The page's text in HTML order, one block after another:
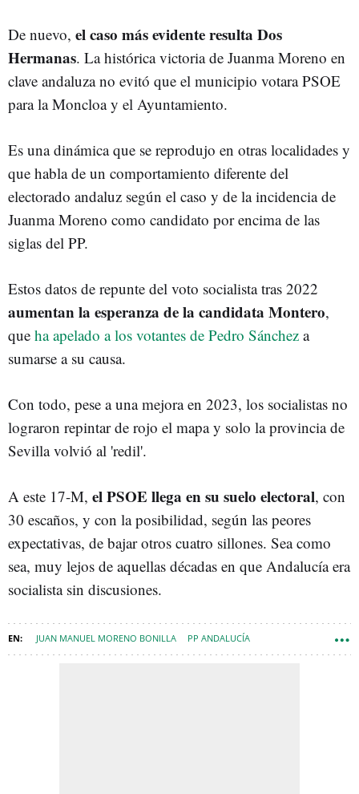
De nuevo, el caso más evidente resulta Dos
Hermanas. La histórica victoria de Juanma Moreno en
clave andaluza no evitó que el municipio votara PSOE
para la Moncloa y el Ayuntamiento.
Es una dinámica que se reprodujo en otras localidades y
que habla de un comportamiento diferente del
electorado andaluz según el caso y de la incidencia de
Juanma Moreno como candidato por encima de las
siglas del PP.
Estos datos de repunte del voto socialista tras 2022
aumentan la esperanza de la candidata Montero,
que ha apelado a los votantes de Pedro Sánchez a
sumarse a su causa.
Con todo, pese a una mejora en 2023, los socialistas no
lograron repintar de rojo el mapa y solo la provincia de
Sevilla volvió al 'redil'.
A este 17-M, el PSOE llega en su suelo electoral, con
30 escaños, y con la posibilidad, según las peores
expectativas, de bajar otros cuatro sillones. Sea como
sea, muy lejos de aquellas décadas en que Andalucía era
socialista sin discusiones.
JUAN MANUEL MORENO BONILLA PP ANDALUCÍA